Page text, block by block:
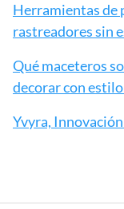
Herramientas de
rastreadores sin
Qué maceteros
decorar con
Yvyra,